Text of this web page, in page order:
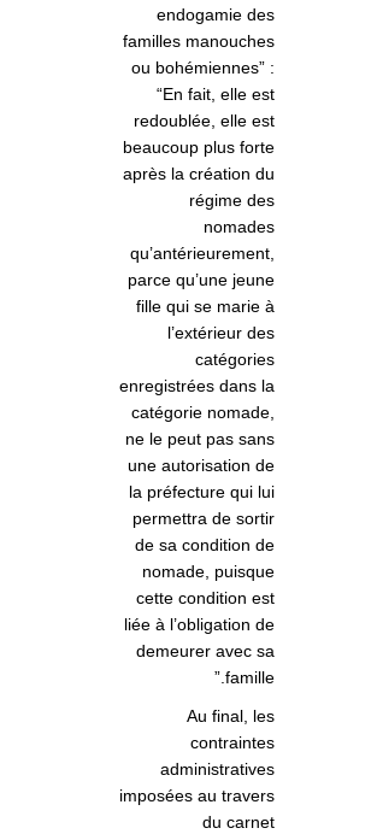
endogamie des
familles manouches
ou bohémiennes” :
“En fait, elle est
redoublée, elle est
beaucoup plus forte
après la création du
régime des
nomades
qu’antérieurement,
parce qu’une jeune
fille qui se marie à
l’extérieur des
catégories
enregistrées dans la
catégorie nomade,
ne le peut pas sans
une autorisation de
la préfecture qui lui
permettra de sortir
de sa condition de
nomade, puisque
cette condition est
liée à l’obligation de
demeurer avec sa
famille.”
Au final, les
contraintes
administratives
imposées au travers
du carnet